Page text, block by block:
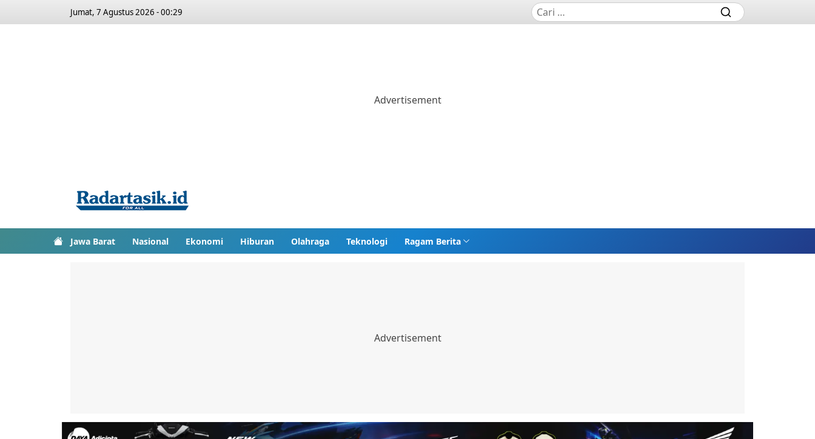
Jumat, 7 Agustus 2026 - 00:29
Jawa Barat Nasional Ekonomi Hiburan Olahraga Teknologi Ragam Berita